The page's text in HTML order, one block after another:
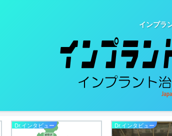
インプラ
Dr.インタビュー Dr.インタビュー